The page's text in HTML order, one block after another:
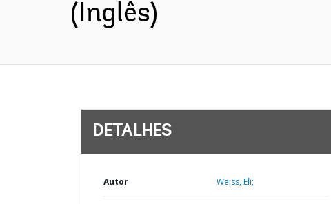
(Inglês)
DETALHES
Autor Weiss, Eli;